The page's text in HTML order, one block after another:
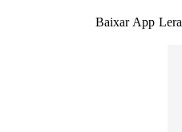
Baixar App Lera